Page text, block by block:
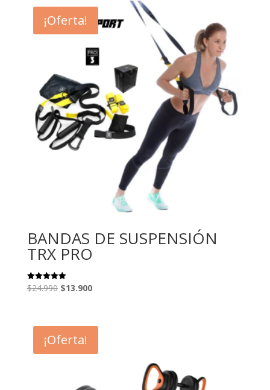
era:
$34.990.
es:
$22.990.
¡Oferta!
BANDAS DE SUSPENSIÓN
TRX PRO
Valorado
con
$24.990 El
era:
$24.990.
$13.900El
es:
¡Oferta!